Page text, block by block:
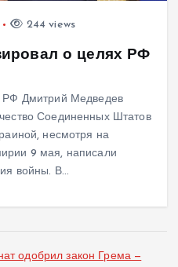
244 views
о целях РФ
РФ Дмитрий Медведев
Соединенных Штатов
несмотря на
9 мая, написали
войны. В…
одобрил закон Грема —